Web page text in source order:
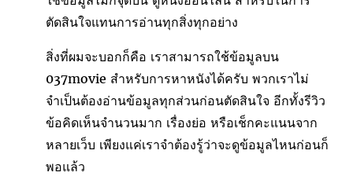
ตัดสินใจแทนการอ่านทุกสิ่งทุกอย่าง
สิ่งที่ผมจะบอกก็คือ เราสามารถใช้ข้อมูลบน
037movie สำหรับการหาหนังได้ครับ พวกเราไม่
จำเป็นต้องอ่านข้อมูลทุกส่วนก่อนตัดสินใจ อีกทั้งรีวิว
ข้อคิดเห็นจำนวนมาก เรื่องย่อ หรือเช็กคะแนนจาก
หลายเว็บ เพียงแค่เราจำต้องรู้ว่าจะดูข้อมูลไหนก่อนก็
พอแล้ว